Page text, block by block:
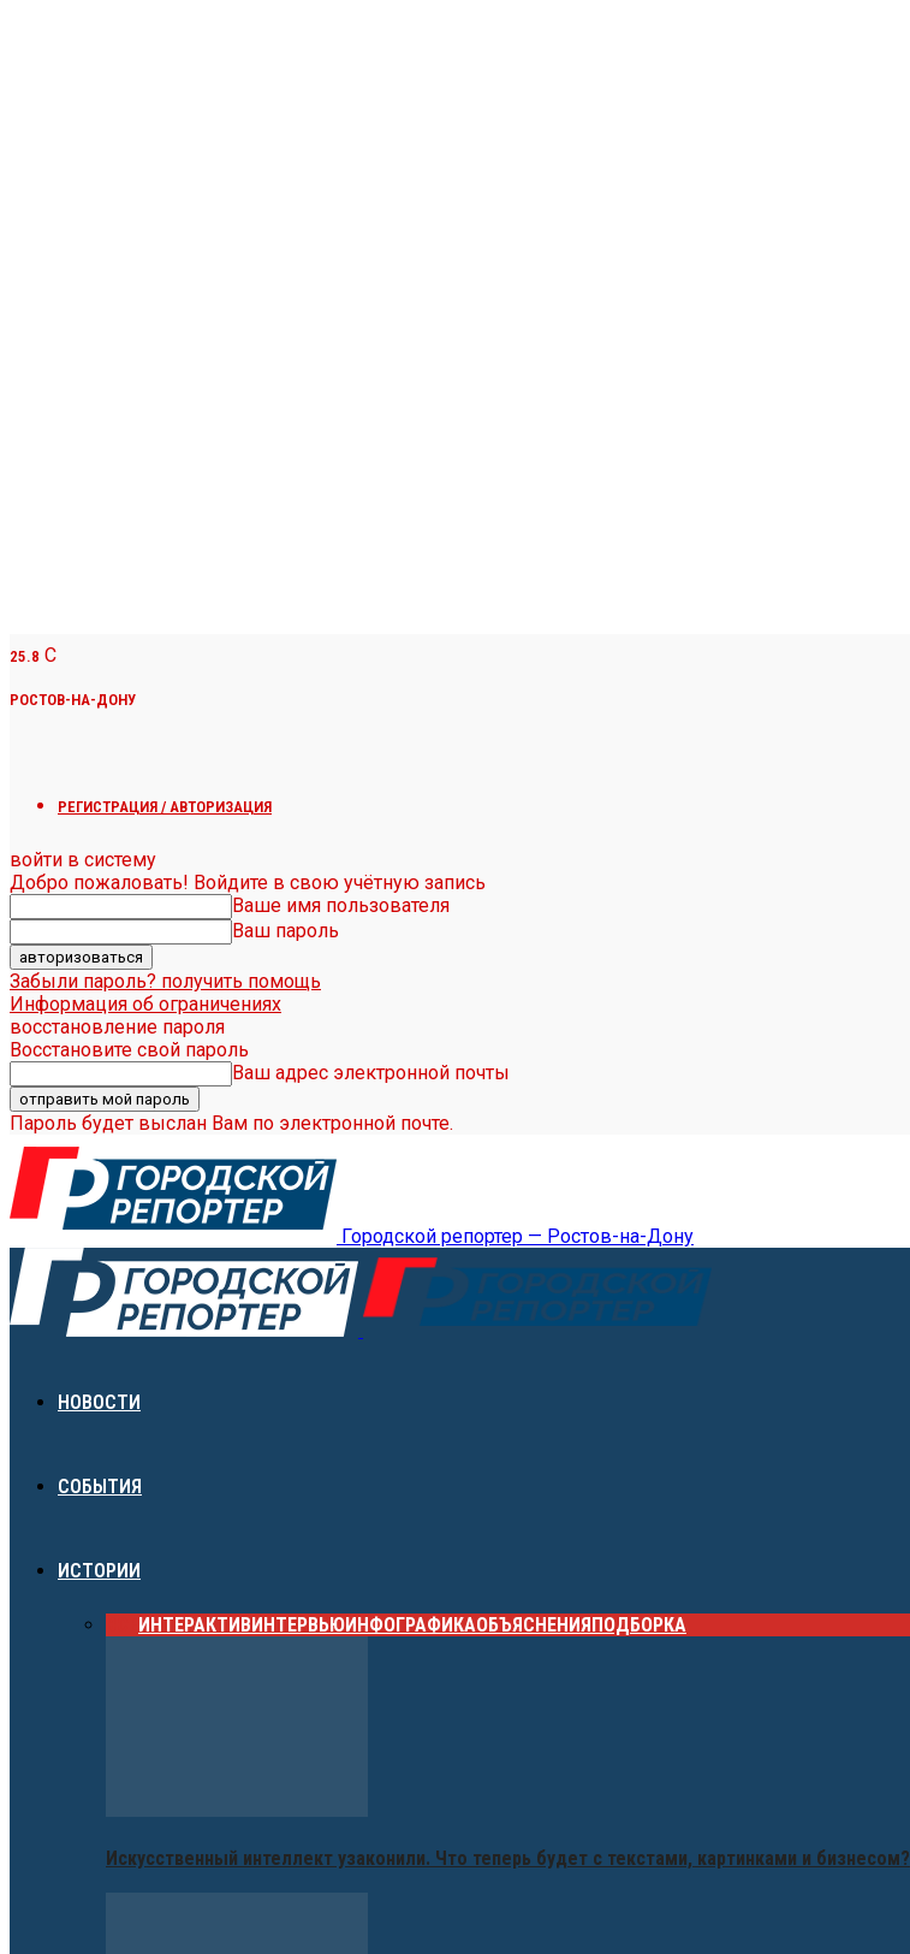
25.8 C
РОСТОВ-НА-ДОНУ
РЕГИСТРАЦИЯ / АВТОРИЗАЦИЯ
войти в систему
Добро пожаловать! Войдите в свою учётную запись
Ваше имя пользователя
Ваш пароль
Забыли пароль? получить помощь
Информация об ограничениях
восстановление пароля
Восстановите свой пароль
Ваш адрес электронной почты
Пароль будет выслан Вам по электронной почте.
Городской репортер — Ростов-на-Дону
НОВОСТИ
СОБЫТИЯ
ИСТОРИИ
ИНТЕРАКТИВИНТЕРВЬЮИНФОГРАФИКАОБЪЯСНЕНИЯПОДБОРКА
Искусственный интеллект узаконили. Что теперь будет с текстами, картинками и бизнесом?